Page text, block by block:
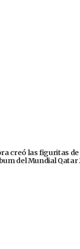
creó las figuritas
del Mundial Qatar